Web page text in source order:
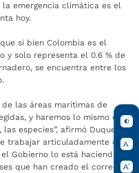
emergencia climática es el
hoy.
si bien Colombia es el
y solo representa el 0.6 % de
se encuentra entre los
las áreas marítimas de
y haremos lo mismo con
especies”, afirmó Duque,
trabajar articuladamente con
Gobierno lo está haciendo
que han creado el corredor